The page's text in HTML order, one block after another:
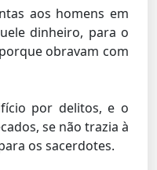
aos homens em
dinheiro, para o
obravam com
por delitos, e o
se não trazia à
os sacerdotes.